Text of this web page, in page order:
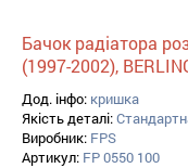
Бачок радіатора
(1997-2002),
Дод. інфо: кришка
Якість деталі:
Виробник: FPS
Артикул: FP 0550 100